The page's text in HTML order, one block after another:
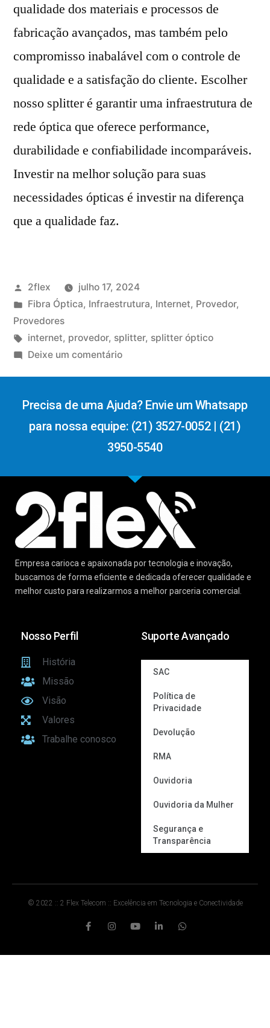
qualidade dos materiais e processos de
fabricação avançados, mas também pelo
compromisso inabalável com o controle de
qualidade e a satisfação do cliente. Escolher
nosso splitter é garantir uma infraestrutura de
rede óptica que oferece performance,
durabilidade e confiabilidade incomparáveis.
Investir na melhor solução para suas
necessidades ópticas é investir na diferença
que a qualidade faz.
2flex
julho 17, 2024
Fibra Óptica, Infraestrutura, Internet, Provedor,
Provedores
internet, provedor, splitter, splitter óptico
Deixe um comentário
Precisa de uma Ajuda? Envie um Whatsapp
para nossa equipe: (21) 3527-0052 | (21)
3950-5540
Empresa carioca e apaixonada por tecnologia e inovação,
buscamos de forma eficiente e dedicada oferecer qualidade e
melhor custo para realizarmos a melhor parceria comercial.
Nosso Perfil
História
Missão
Visão
Valores
Trabalhe conosco
Suporte Avançado
SAC
Política de
Privacidade
Devolução
RMA
Ouvidoria
Ouvidoria da Mulher
Segurança e
Transparência
© 2022 :: 2 Flex Telecom :: Excelência em Tecnologia e Conectividade